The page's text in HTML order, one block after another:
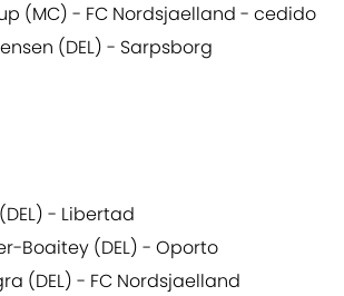
(MC) - FC Nordsjaelland - cedido
(DEL) - Sarpsborg
- Libertad
Boaitey (DEL) - Oporto
(DEL) - FC Nordsjaelland